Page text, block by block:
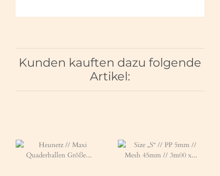
Kunden kauften dazu folgende
Artikel: